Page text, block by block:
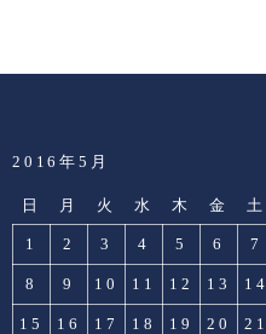
2016年5月
日 月 火 水 木 金 土
1 2 3 4 5 6 7
8 9 10 11 12 13 14
15 16 17 18 19 20 21